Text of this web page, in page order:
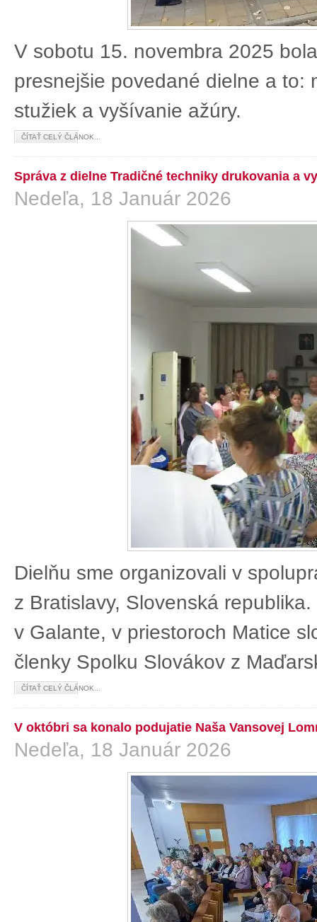
V sobotu 15. novembra 2025
presnejšie povedané dielne a to:
stužiek a vyšívanie ažúry.
ČÍTAŤ CELÝ ČLÁNOK...
Správa z dielne Tradičné techniky drukovania a
Nedeľa, 18 Január 2026
Dielňu sme organizovali v
z Bratislavy, Slovenská
v Galante, v priestoroch Matice
členky Spolku Slovákov z
ČÍTAŤ CELÝ ČLÁNOK...
V októbri sa konalo podujatie Naša Vansovej
Nedeľa, 18 Január 2026